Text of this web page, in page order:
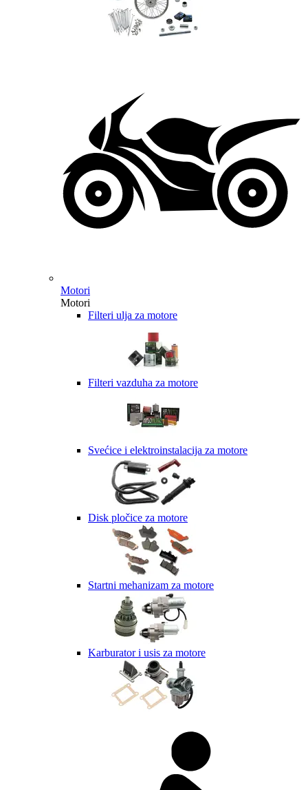
Motori
Motori
Filteri ulja za motore
Filteri vazduha za motore
Svećice i elektroinstalacija za motore
Disk pločice za motore
Startni mehanizam za motore
Karburator i usis za motore